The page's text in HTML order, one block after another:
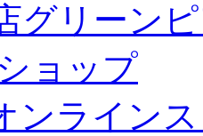
グリーン
ョップ
ンライン